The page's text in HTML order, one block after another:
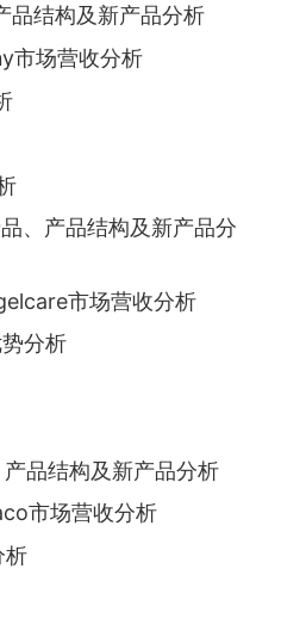
品结构及新产品分析
市场营收分析
、产品结构及新产品分
市场营收分析
分析
品结构及新产品分析
市场营收分析
析